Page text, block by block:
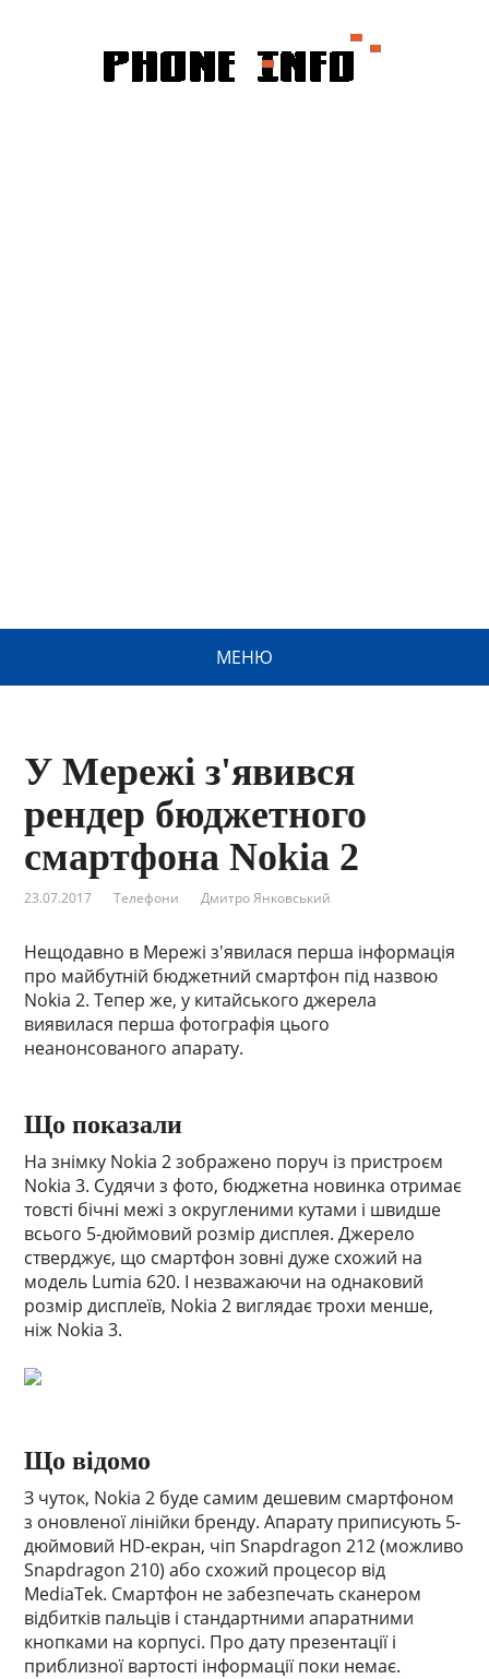
МЕНЮ
У Мережі з'явився
рендер бюджетного
смартфона Nokia 2
23.07.2017 Телефони Дмитро Янковський
Нещодавно в Мережі з'явилася перша інформація
про майбутній бюджетний смартфон під назвою
Nokia 2. Тепер же, у китайського джерела
виявилася перша фотографія цього
неанонсованого апарату.
Що показали
На знімку Nokia 2 зображено поруч із пристроєм
Nokia 3. Судячи з фото, бюджетна новинка отримає
товсті бічні межі з округленими кутами і швидше
всього 5-дюймовий розмір дисплея. Джерело
стверджує, що смартфон зовні дуже схожий на
модель Lumia 620. І незважаючи на однаковий
розмір дисплеїв, Nokia 2 виглядає трохи менше,
ніж Nokia 3.
Що відомо
З чуток, Nokia 2 буде самим дешевим смартфоном
з оновленої лінійки бренду. Апарату приписують 5-
дюймовий HD-екран, чіп Snapdragon 212 (можливо
Snapdragon 210) або схожий процесор від
MediaTek. Смартфон не забезпечать сканером
відбитків пальців і стандартними апаратними
кнопками на корпусі. Про дату презентації і
приблизної вартості інформації поки немає.